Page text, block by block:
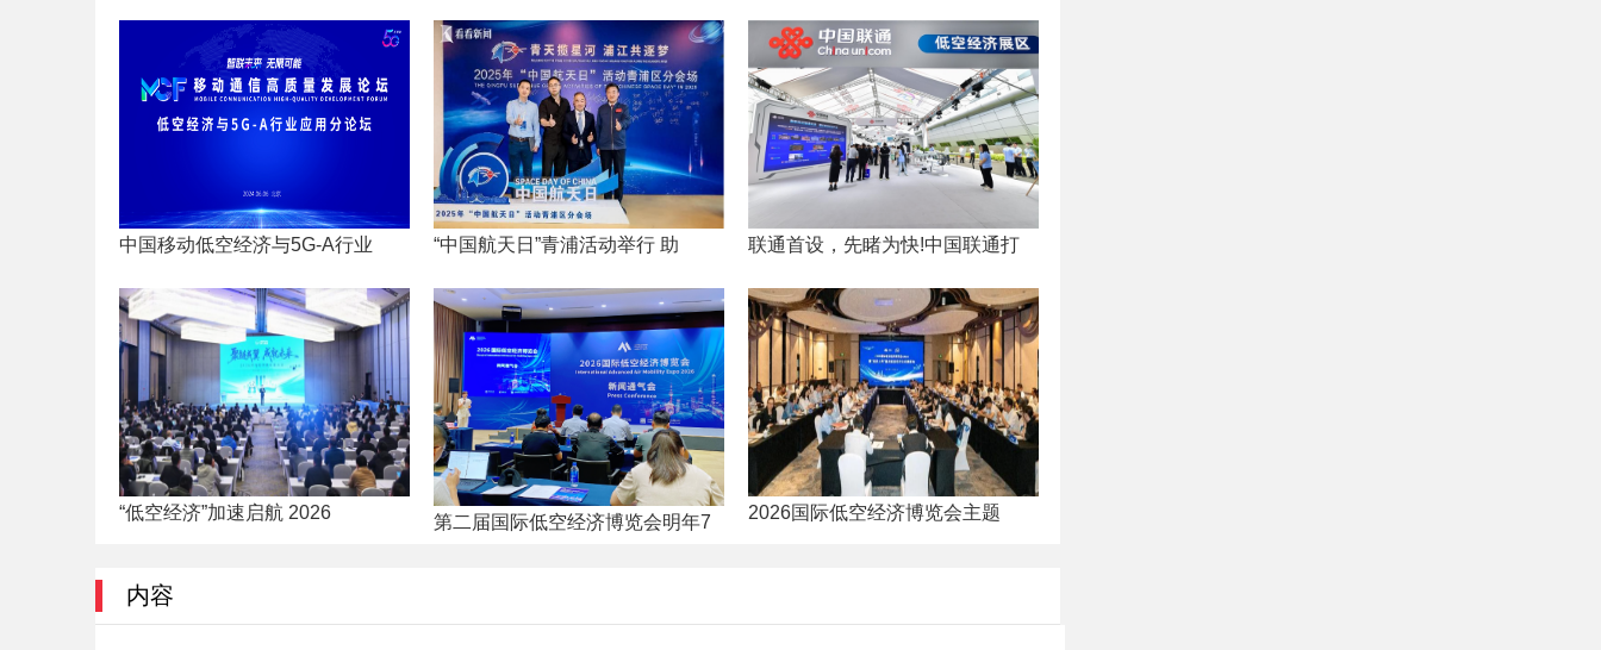
中国移动低空经济与5G-A行业 “中国航天日”青浦活动举行 助 联通首设，先睹为快!中国联通打
“低空经济”加速启航 2026 第二届国际低空经济博览会明年7 2026国际低空经济博览会主题
内容